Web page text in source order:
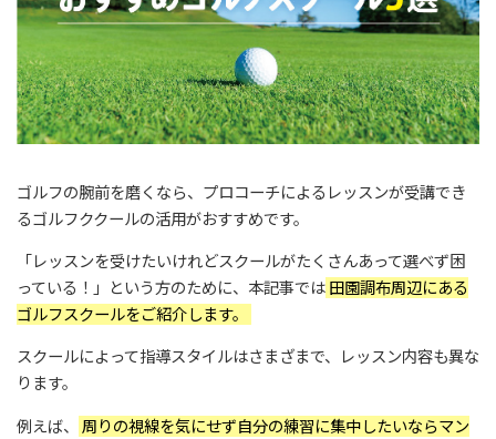
ゴルフの腕前を磨くなら、プロコーチによるレッスンが受講でき
るゴルフククールの活用がおすすめです。
「レッスンを受けたいけれどスクールがたくさんあって選べず困
っている！」という方のために、本記事では 田園調布周辺にある
ゴルフスクールをご紹介します。
スクールによって指導スタイルはさまざまで、レッスン内容も異な
ります。
例えば、
周りの視線を気にせず自分の練習に集中したいならマン